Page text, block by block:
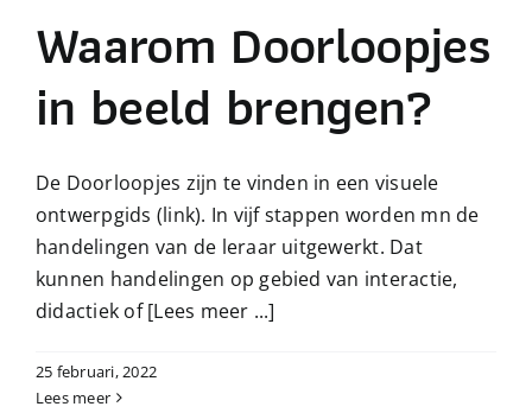
Publicaties beeldcoaching
Waarom Doorloopjes
in beeld brengen?
De Doorloopjes zijn te vinden in een visuele
ontwerpgids (link). In vijf stappen worden mn de
handelingen van de leraar uitgewerkt. Dat
kunnen handelingen op gebied van interactie,
didactiek of[Lees meer ...]
25 februari, 2022
Lees meer